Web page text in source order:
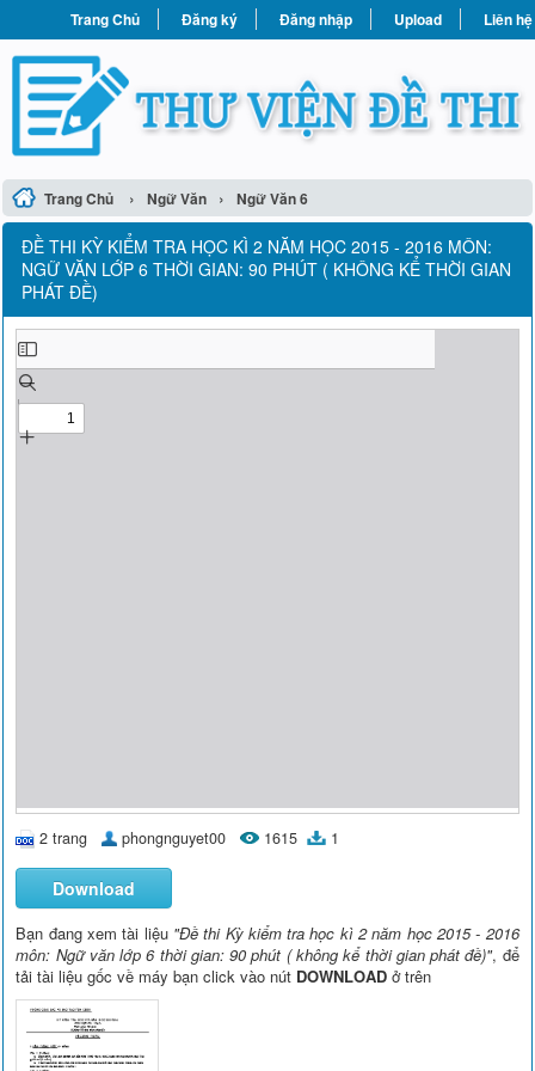
Trang Chủ Đăng ký Đăng nhập Upload Liên hệ
Trang Chủ › Ngữ Văn › Ngữ Văn 6
ĐỀ THI KỲ KIỂM TRA HỌC KÌ 2 NĂM HỌC 2015 - 2016 MÔN:
NGỮ VĂN LỚP 6 THỜI GIAN: 90 PHÚT ( KHÔNG KỂ THỜI GIAN
PHÁT ĐỀ)
2 trang phongnguyet00 1615 1
Download
Bạn đang xem tài liệu "Đề thi Kỳ kiểm tra học kì 2 năm học 2015 - 2016
môn: Ngữ văn lớp 6 thời gian: 90 phút ( không kể thời gian phát đề)", để
tải tài liệu gốc về máy bạn click vào nút DOWNLOAD ở trên